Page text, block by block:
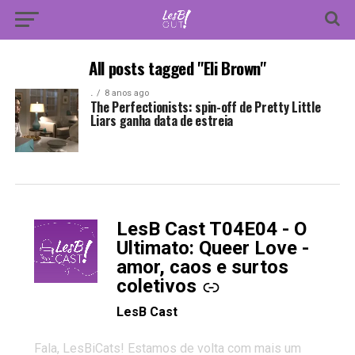
All posts tagged "Eli Brown"
. 8 anos ago
The Perfectionists: spin-off de Pretty Little
Liars ganha data de estreia
LesB Cast T04E04 - O
Ultimato: Queer Love -
amor, caos e surtos
coletivos
-
LesB Cast
Fala, LesBiCats! Estamos de volta com mais um